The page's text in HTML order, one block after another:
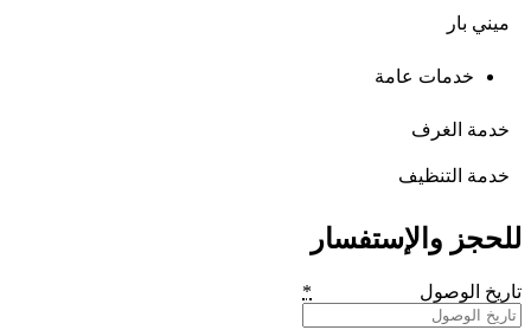
ميني بار
خدمات عامة
خدمة الغرف
خدمة التنظيف
للحجز والإستفسار
تاريخ الوصول